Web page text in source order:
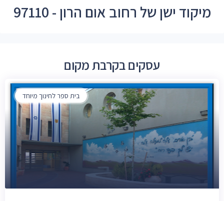
מיקוד ישן של רחוב אום הרון - 97110
עסקים בקרבת מקום
בית ספר לחינוך מיוחד